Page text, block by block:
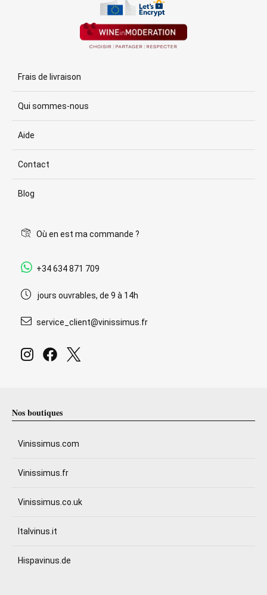
Frais de livraison
Qui sommes-nous
Aide
Contact
Blog
Où en est ma commande ?
+34 634 871 709
jours ouvrables, de 9 à 14h
service_client@vinissimus.fr
Nos boutiques
Vinissimus.com
Vinissimus.fr
Vinissimus.co.uk
Italvinus.it
Hispavinus.de